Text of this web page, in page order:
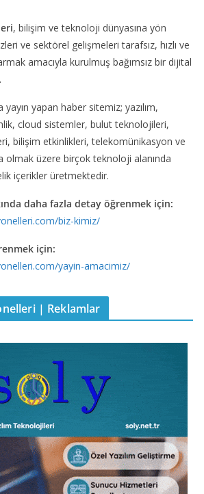
, bilişim ve teknoloji dünyasına yön
ve sektörel gelişmeleri tarafsız, hızlı ve
amacıyla kurulmuş bağımsız bir dijital
yayın yapan haber sitemiz; yazılım,
cloud sistemler, bulut teknolojileri,
bilişim etkinlikleri, telekomünikasyon ve
olmak üzere birçok teknoloji alanında
içerikler üretmektedir.
daha fazla detay öğrenmek için:
biz-kimiz/
için:
yayin-amacimiz/
| Reklamlar